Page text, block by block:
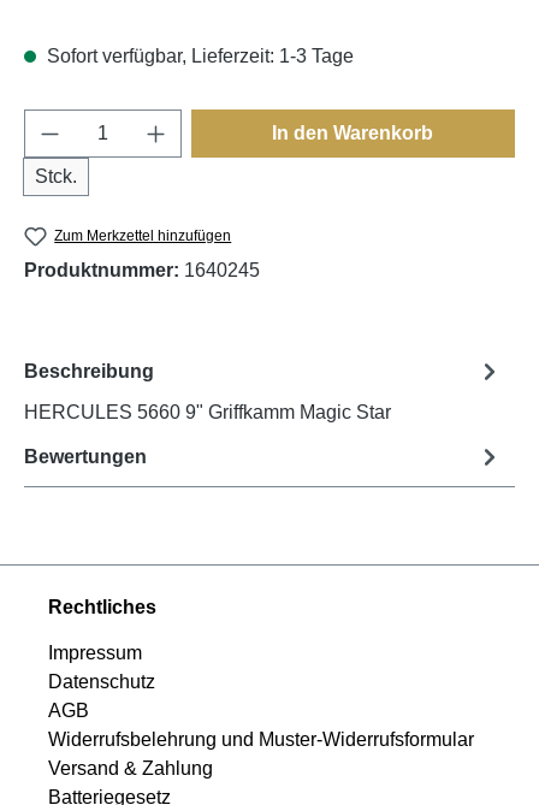
Sofort verfügbar, Lieferzeit: 1-3 Tage
Produkt Anzahl: Gib den gewünschten
Stck.
In den Warenkorb
Zum Merkzettel hinzufügen
Produktnummer: 1640245
Beschreibung
HERCULES 5660 9" Griffkamm Magic Star
Bewertungen
Rechtliches
Impressum
Datenschutz
AGB
Widerrufsbelehrung und Muster-Widerrufsformular
Versand & Zahlung
Batteriegesetz